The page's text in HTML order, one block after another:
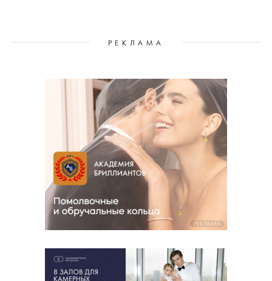
РЕКЛАМА
РЕКЛАМА